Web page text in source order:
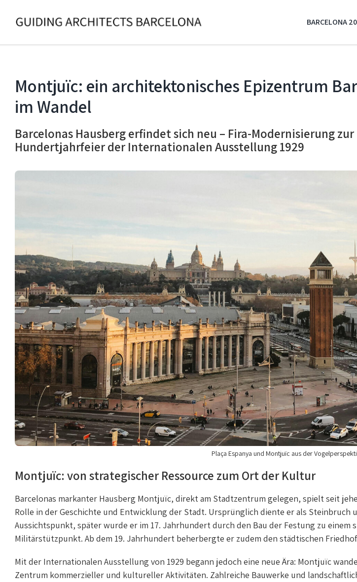
BARCELONA
Montjuïc: ein architektonisches Epizentrum
im Wandel
Barcelonas Hausberg erfindet sich neu – Fira-Modernisierung zur
Hundertjahrfeier der Internationalen Ausstellung 1929
Plaça Espanya und Montjuïc aus der
Montjuïc: von strategischer Ressource zum Ort der Kultur
Barcelonas markanter Hausberg Montjuïc, direkt am Stadtzentrum gelegen, spielt seit
Rolle in der Geschichte und Entwicklung der Stadt. Ursprünglich diente er als Steinbruch
Aussichtspunkt, später wurde er im 17. Jahrhundert durch den Bau der Festung zu einem
Militärstützpunkt. Ab dem 19. Jahrhundert beherbergte er zudem den städtischen
Mit der Internationalen Ausstellung von 1929 begann jedoch eine neue Ära: Montjuïc
Zentrum kommerzieller und kultureller Aktivitäten. Zahlreiche Bauwerke und